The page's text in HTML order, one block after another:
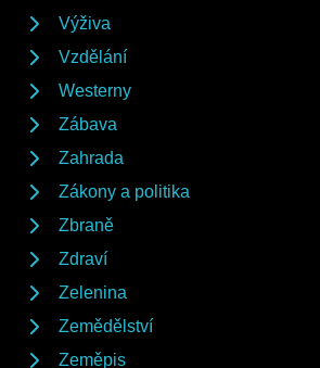
Výživa
Vzdělání
Westerny
Zábava
Zahrada
Zákony a politika
Zbraně
Zdraví
Zelenina
Zemědělství
Zeměpis